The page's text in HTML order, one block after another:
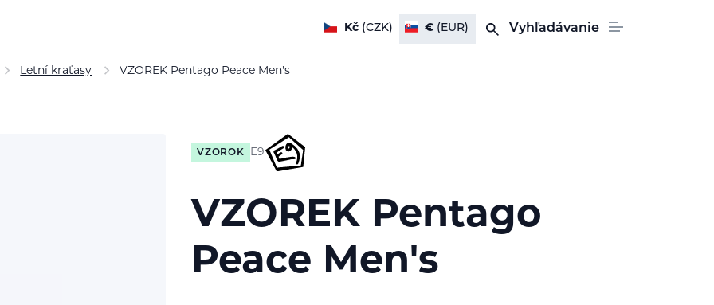
Kč(CZK) € (EUR) Vyhľadávanie
Letní kraťasy VZOREK Pentago Peace Men's
VZOROK E9
VZOREK Pentago
Peace Men's